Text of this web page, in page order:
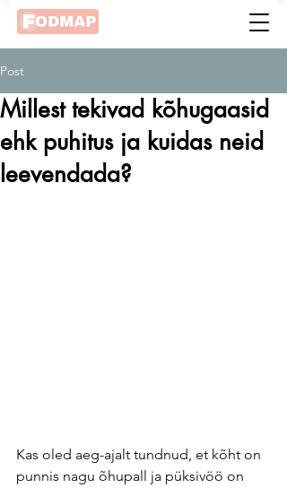
Post
Millest tekivad kõhugaasid
ehk puhitus ja kuidas neid
leevendada?
Kas oled aeg-ajalt tundnud, et kõht on
punnis nagu õhupall ja püksivöö on